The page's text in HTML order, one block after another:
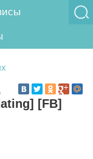
[FB]